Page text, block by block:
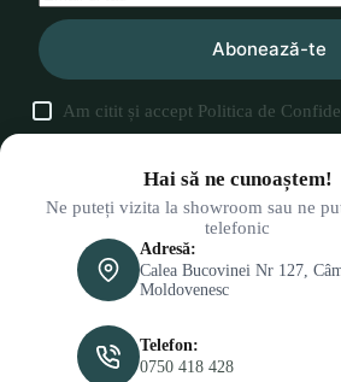
Abonează-te
Am citit și accept Politica de
Hai să ne cunoaștem!
Ne puteți vizita la showroom sau ne
telefonic
Adresă:
Calea Bucovinei Nr 127,
Moldovenesc
Telefon:
0750 418 428